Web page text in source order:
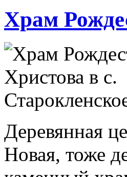
Храм
Деревянная
Новая, тоже